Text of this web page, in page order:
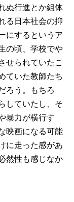
ぬ行進とか組体
る日本社会の抑
にするというア
の頃、学校でや
せられていたこ
ていた教師たち
ろう。もちろ
していたし、そ
暴力が横行す
映画になる可能
に走った感があ
然性も感じなか